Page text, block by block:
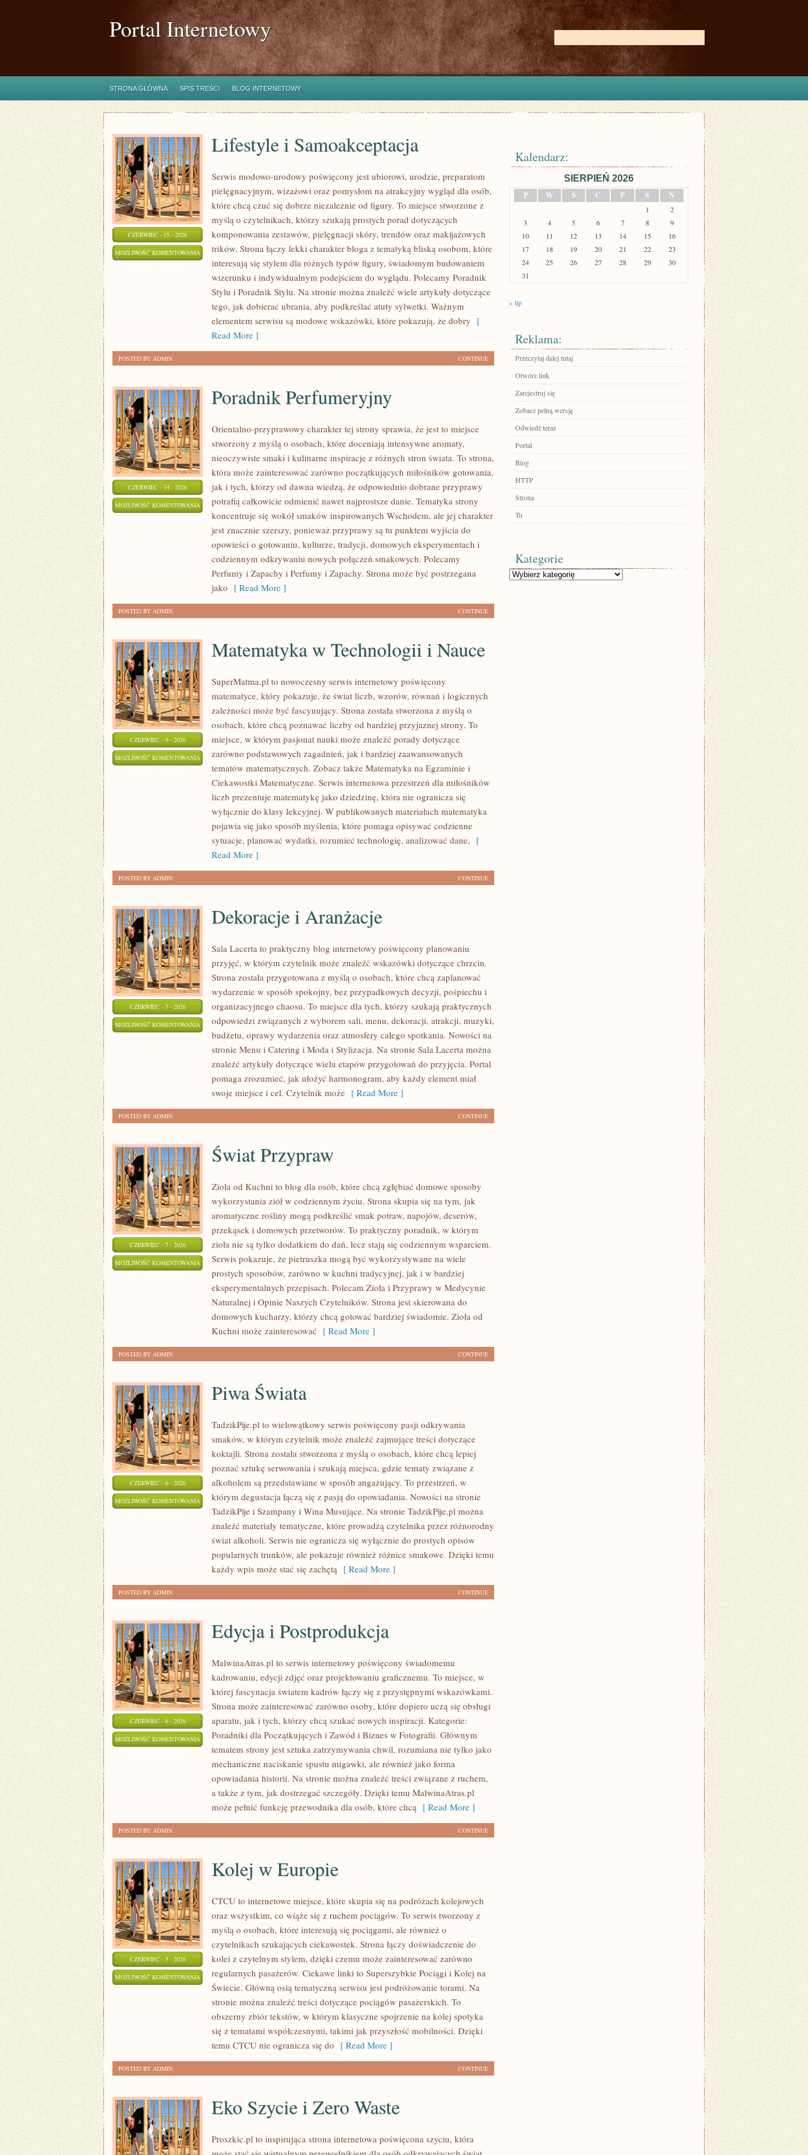
Portal Internetowy
STRONA GŁÓWNA SPIS TREŚCI BLOG INTERNETOWY
CZERWIEC - 15 - 2026
MOŻLIWOŚĆ KOMENTOWANIA LIFESTYLE
SAMOAKCEPTACJA
Lifestyle i Samoakceptacja
Serwis modowo-urodowy poświęcony jest ubiorowi, urodzie, preparatom
pielęgnacyjnym, wizażowi oraz pomysłom na atrakcyjny wygląd dla osób,
które chcą czuć się dobrze niezależnie od figury. To miejsce stworzone z
myślą o czytelnikach, którzy szukają prostych porad dotyczących
komponowania zestawów, pielęgnacji skóry, trendów oraz makijażowych
trików. Strona łączy lekki charakter bloga z tematyką bliską osobom, które
interesują się stylem dla różnych typów figury, świadomym budowaniem
wizerunku i indywidualnym podejściem do wyglądu. Polecamy Poradnik
Stylu i Poradnik Stylu. Na stronie można znaleźć wiele artykuły dotyczące
tego, jak dobierać ubrania, aby podkreślać atuty sylwetki. Ważnym
elementem serwisu są modowe wskazówki, które pokazują, że dobry [
Read More ]
CONTINUE
POSTED BY ADMIN
CZERWIEC - 14 - 2026
MOŻLIWOŚĆ KOMENTOWANIA PORADNIK
PERFUMERYJNY
Poradnik Perfumeryjny
Orientalno-przyprawowy charakter tej strony sprawia, że jest to miejsce
stworzony z myślą o osobach, które doceniają intensywne aromaty,
nieoczywiste smaki i kulinarne inspiracje z różnych stron świata. To strona,
która może zainteresować zarówno początkujących miłośników gotowania,
jak i tych, którzy od dawna wiedzą, że odpowiednio dobrane przyprawy
potrafią całkowicie odmienić nawet najprostsze danie. Tematyka strony
koncentruje się wokół smaków inspirowanych Wschodem, ale jej charakter
jest znacznie szerszy, ponieważ przyprawy są tu punktem wyjścia do
opowieści o gotowaniu, kulturze, tradycji, domowych eksperymentach i
codziennym odkrywaniu nowych połączeń smakowych. Polecamy
Perfumy i Zapachy i Perfumy i Zapachy. Strona może być postrzegana
jako [ Read More ]
CONTINUE
POSTED BY ADMIN
CZERWIEC - 9 - 2026
MOŻLIWOŚĆ KOMENTOWANIA MATEMATYKA
TECHNOLOGII
NAUCE
Matematyka w Technologii i Nauce
SuperMatma.pl to nowoczesny serwis internetowy poświęcony
matematyce, który pokazuje, że świat liczb, wzorów, równań i logicznych
zależności może być fascynujący. Strona została stworzona z myślą o
osobach, które chcą poznawać liczby od bardziej przyjaznej strony. To
miejsce, w którym pasjonat nauki może znaleźć porady dotyczące
zarówno podstawowych zagadnień, jak i bardziej zaawansowanych
tematów matematycznych. Zobacz także Matematyka na Egzaminie i
Ciekawostki Matematyczne. Serwis internetowa przestrzeń dla miłośników
liczb prezentuje matematykę jako dziedzinę, która nie ogranicza się
wyłącznie do klasy lekcyjnej. W publikowanych materiałach matematyka
pojawia się jako sposób myślenia, które pomaga opisywać codzienne
sytuacje, planować wydatki, rozumieć technologię, analizować dane, [
Read More ]
CONTINUE
POSTED BY ADMIN
CZERWIEC - 7 - 2026
MOŻLIWOŚĆ KOMENTOWANIA DEKORACJE
ARANŻACJE
Dekoracje i Aranżacje
Sala Lacerta to praktyczny blog internetowy poświęcony planowaniu
przyjęć, w którym czytelnik może znaleźć wskazówki dotyczące chrzcin.
Strona została przygotowana z myślą o osobach, które chcą zaplanować
wydarzenie w sposób spokojny, bez przypadkowych decyzji, pośpiechu i
organizacyjnego chaosu. To miejsce dla tych, którzy szukają praktycznych
odpowiedzi związanych z wyborem sali, menu, dekoracji, atrakcji, muzyki,
budżetu, oprawy wydarzenia oraz atmosfery całego spotkania. Nowości na
stronie Menu i Catering i Moda i Stylizacja. Na stronie Sala Lacerta można
znaleźć artykuły dotyczące wielu etapów przygotowań do przyjęcia. Portal
pomaga zrozumieć, jak ułożyć harmonogram, aby każdy element miał
swoje miejsce i cel. Czytelnik może [ Read More ]
CONTINUE
POSTED BY ADMIN
CZERWIEC - 7 - 2026
MOŻLIWOŚĆ KOMENTOWANIA ŚWIAT
PRZYPRAW
Świat Przypraw
Zioła od Kuchni to blog dla osób, które chcą zgłębiać domowe sposoby
wykorzystania ziół w codziennym życiu. Strona skupia się na tym, jak
aromatyczne rośliny mogą podkreślić smak potraw, napojów, deserów,
przekąsek i domowych przetworów. To praktyczny poradnik, w którym
zioła nie są tylko dodatkiem do dań, lecz stają się codziennym wsparciem.
Serwis pokazuje, że pietruszka mogą być wykorzystywane na wiele
prostych sposobów, zarówno w kuchni tradycyjnej, jak i w bardziej
eksperymentalnych przepisach. Polecam Zioła i Przyprawy w Medycynie
Naturalnej i Opinie Naszych Czytelników. Strona jest skierowana do
domowych kucharzy, którzy chcą gotować bardziej świadomie. Zioła od
Kuchni może zainteresować [ Read More ]
CONTINUE
POSTED BY ADMIN
CZERWIEC - 6 - 2026
MOŻLIWOŚĆ KOMENTOWANIA PIWA
ŚWIATA
Piwa Świata
TadzikPije.pl to wielowątkowy serwis poświęcony pasji odkrywania
smaków, w którym czytelnik może znaleźć zajmujące treści dotyczące
koktajli. Strona została stworzona z myślą o osobach, które chcą lepiej
poznać sztukę serwowania i szukają miejsca, gdzie tematy związane z
alkoholem są przedstawiane w sposób angażujący. To przestrzeń, w
którym degustacja łączą się z pasją do opowiadania. Nowości na stronie
TadzikPije i Szampany i Wina Musujące. Na stronie TadzikPije.pl można
znaleźć materiały tematyczne, które prowadzą czytelnika przez różnorodny
świat alkoholi. Serwis nie ogranicza się wyłącznie do prostych opisów
popularnych trunków, ale pokazuje również różnice smakowe. Dzięki temu
każdy wpis może stać się zachętą [ Read More ]
CONTINUE
POSTED BY ADMIN
CZERWIEC - 6 - 2026
MOŻLIWOŚĆ KOMENTOWANIA EDYCJA
POSTPRODUKCJA
Edycja i Postprodukcja
MalwinaAtras.pl to serwis internetowy poświęcony świadomemu
kadrowaniu, edycji zdjęć oraz projektowaniu graficznemu. To miejsce, w
której fascynacja światem kadrów łączy się z przystępnymi wskazówkami.
Strona może zainteresować zarówno osoby, które dopiero uczą się obsługi
aparatu, jak i tych, którzy chcą szukać nowych inspiracji. Kategorie:
Poradniki dla Początkujących i Zawód i Biznes w Fotografii. Głównym
tematem strony jest sztuka zatrzymywania chwil, rozumiana nie tylko jako
mechaniczne naciskanie spustu migawki, ale również jako forma
opowiadania historii. Na stronie można znaleźć treści związane z ruchem,
a także z tym, jak dostrzegać szczegóły. Dzięki temu MalwinaAtras.pl
może pełnić funkcję przewodnika dla osób, które chcą [ Read More ]
CONTINUE
POSTED BY ADMIN
CZERWIEC - 5 - 2026
MOŻLIWOŚĆ KOMENTOWANIA KOLEJ
EUROPIE
Kolej w Europie
CTCU to internetowe miejsce, które skupia się na podróżach kolejowych
oraz wszystkim, co wiąże się z ruchem pociągów. To serwis tworzony z
myślą o osobach, które interesują się pociągami, ale również o
czytelnikach szukających ciekawostek. Strona łączy doświadczenie do
kolei z czytelnym stylem, dzięki czemu może zainteresować zarówno
regularnych pasażerów. Ciekawe linki to Superszybkie Pociągi i Kolej na
Świecie. Główną osią tematyczną serwisu jest podróżowanie torami. Na
stronie można znaleźć treści dotyczące pociągów pasażerskich. To
obszerny zbiór tekstów, w którym klasyczne spojrzenie na kolej spotyka
się z tematami współczesnymi, takimi jak przyszłość mobilności. Dzięki
temu CTCU nie ogranicza się do [ Read More ]
CONTINUE
POSTED BY ADMIN
Eko Szycie i Zero Waste
Proszkic.pl to inspirująca strona internetowa poświęcona szyciu, która
Kalendarz:
SIERPIEŃ 2026
P
W Ś C P S N
1
2
3
4 5 6 7 8
9
10
11 12 13 14 15
16
17
18 19 20 21 22
23
24
25 26 27 28 29
30
31
« lip
Reklama:
Przeczytaj dalej tutaj
Otwórz link
Zarejestruj się
Zobacz pełną wersję
Odwiedź teraz
Portal
Blog
HTTP
Strona
Tu
Kategorie
Kategorie